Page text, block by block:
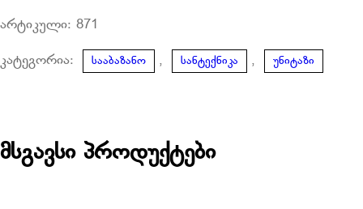
არტიკული: 871
კატეგორია: სააბაზანო , სანტექნიკა , უნიტაზი
მსგავსი პროდუქტები